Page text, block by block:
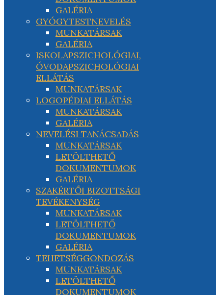
GALÉRIA
GYÓGYTESTNEVELÉS
MUNKATÁRSAK
GALÉRIA
ISKOLAPSZICHOLÓGIAI,
ÓVODAPSZICHOLÓGIAI
ELLÁTÁS
MUNKATÁRSAK
LOGOPÉDIAI ELLÁTÁS
MUNKATÁRSAK
GALÉRIA
NEVELÉSI TANÁCSADÁS
MUNKATÁRSAK
LETÖLTHETŐ
DOKUMENTUMOK
GALÉRIA
SZAKÉRTŐI BIZOTTSÁGI
TEVÉKENYSÉG
MUNKATÁRSAK
LETÖLTHETŐ
DOKUMENTUMOK
GALÉRIA
TEHETSÉGGONDOZÁS
MUNKATÁRSAK
LETÖLTHETŐ
DOKUMENTUMOK